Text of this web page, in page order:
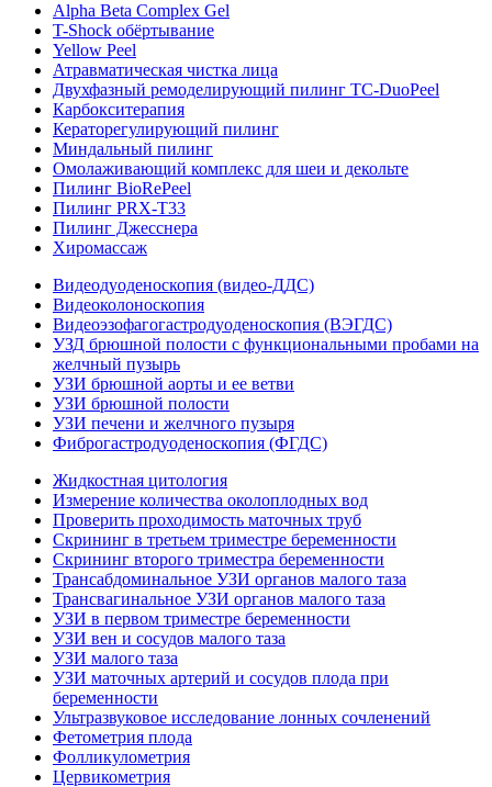
Alpha Beta Complex Gel
T-Shock обёртывание
Yellow Peel
Атравматическая чистка лица
Двухфазный ремоделирующий пилинг TC-DuoPeel
Карбокситерапия
Кераторегулирующий пилинг
Миндальный пилинг
Омолаживающий комплекс для шеи и декольте
Пилинг BioRePeel
Пилинг PRX-T33
Пилинг Джесснера
Хиромассаж
Видеодуоденоскопия (видео-ДДС)
Видеоколоноскопия
Видеоэзофагогастродуоденоскопия (ВЭГДС)
УЗД брюшной полости с функциональными пробами на
желчный пузырь
УЗИ брюшной аорты и ее ветви
УЗИ брюшной полости
УЗИ печени и желчного пузыря
Фиброгастродуоденоскопия (ФГДС)
Жидкостная цитология
Измерение количества околоплодных вод
Проверить проходимость маточных труб
Скрининг в третьем триместре беременности
Скрининг второго триместра беременности
Трансабдоминальное УЗИ органов малого таза
Трансвагинальное УЗИ органов малого таза
УЗИ в первом триместре беременности
УЗИ вен и сосудов малого таза
УЗИ малого таза
УЗИ маточных артерий и сосудов плода при
беременности
Ультразвуковое исследование лонных сочленений
Фетометрия плода
Фолликулометрия
Цервикометрия